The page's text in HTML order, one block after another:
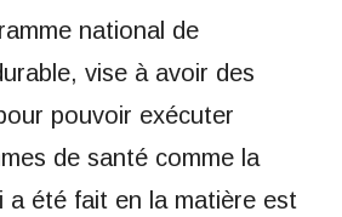
national de
vise à avoir des
pouvoir exécuter
de santé comme la
a été fait en la matière est